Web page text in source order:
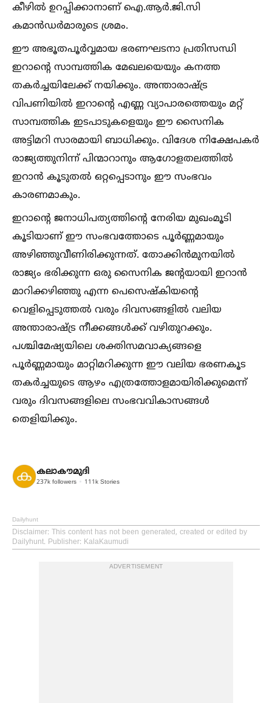
കീഴില്‍ ഉറപ്പിക്കാനാണ് ഐ.ആര്‍.ജി.സി
കമാന്‍ഡര്‍മാരുടെ ശ്രമം.
ഈ അഭൂതപൂര്‍വ്വമായ ഭരണഘടനാ പ്രതിസന്ധി
ഇറാന്റെ സാമ്പത്തിക മേഖലയെയും കനത്ത
തകര്‍ച്ചയിലേക്ക് നയിക്കും. അന്താരാഷ്ട്ര
വിപണിയില്‍ ഇറാന്റെ എണ്ണ വ്യാപാരത്തെയും മറ്റ്
സാമ്പത്തിക ഇടപാടുകളെയും ഈ സൈനിക
അട്ടിമറി സാരമായി ബാധിക്കും. വിദേശ നിക്ഷേപകര്‍
രാജ്യത്തുനിന്ന് പിന്മാറാനും ആഗോളതലത്തില്‍
ഇറാന്‍ കൂടുതല്‍ ഒറ്റപ്പെടാനും ഈ സംഭവം
കാരണമാകും.
ഇറാന്റെ ജനാധിപത്യത്തിന്റെ നേരിയ മുഖംമൂടി
കൂടിയാണ് ഈ സംഭവത്തോടെ പൂര്‍ണ്ണമായും
അഴിഞ്ഞുവീണിരിക്കുന്നത്. തോക്കിന്‍മുനയില്‍
രാജ്യം ഭരിക്കുന്ന ഒരു സൈനിക ജന്റയായി ഇറാന്‍
മാറിക്കഴിഞ്ഞു എന്ന പെസെഷ്‌കിയന്റെ
വെളിപ്പെടുത്തല്‍ വരും ദിവസങ്ങളില്‍ വലിയ
അന്താരാഷ്ട്ര നീക്കങ്ങള്‍ക്ക് വഴിതുറക്കും.
പശ്ചിമേഷ്യയിലെ ശക്തിസമവാക്യങ്ങളെ
പൂര്‍ണ്ണമായും മാറ്റിമറിക്കുന്ന ഈ വലിയ ഭരണകൂട
തകര്‍ച്ചയുടെ ആഴം എത്രത്തോളമായിരിക്കുമെന്ന്
വരും ദിവസങ്ങളിലെ സംഭവവികാസങ്ങള്‍
തെളിയിക്കും.
കലാകൗമുദി
237k followers 111k Stories
Dailyhunt
Disclaimer: This content has not been generated, created or edited by
Dailyhunt. Publisher: KalaKaumudi
ADVERTISEMENT